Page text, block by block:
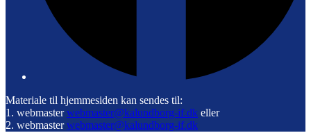
Materiale til hjemmesiden kan sendes til:
1. webmasterwebmaster@kalundborg-if.dk eller
2. webmasterwebmaster@kalundborg-if.dk